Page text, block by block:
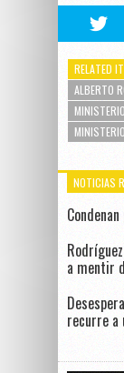
RELATED
ALBERTO
NOTICIAS
a mentir
recurre a